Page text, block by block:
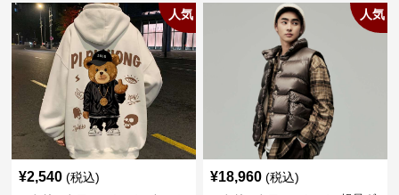
人気
¥2,540 (税込)
人気
¥18,960 (税込)